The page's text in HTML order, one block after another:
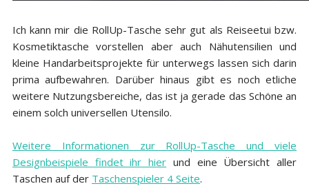
Ich kann mir die RollUp-Tasche sehr gut als Reiseetui bzw.
Kosmetiktasche vorstellen aber auch Nähutensilien und
kleine Handarbeitsprojekte für unterwegs lassen sich darin
prima aufbewahren. Darüber hinaus gibt es noch etliche
weitere Nutzungsbereiche, das ist ja gerade das Schöne an
einem solch universellen Utensilo.
Weitere Informationen zur RollUp-Tasche und viele
Designbeispiele findet ihr hier und eine Übersicht aller
Taschen auf der Taschenspieler 4 Seite.